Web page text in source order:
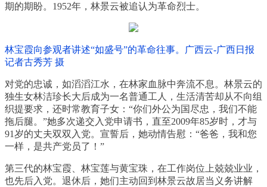
期的期盼。1952年，林景云被追认为革命烈士。
林宝霞向参观者讲述“如盛号”的革命往事。广西云-广西日报
记者古秀芳 摄
对党的忠诚，如滔滔江水，在林家血脉中奔流不息。林景云的
独生女林洁珍长大后成为一名普通工人，生活清苦却从不向组
织提要求，还时常教育子女：“你们外公为国尽忠，我们不能
拖后腿。”她多次递交入党申请书，直至2009年85岁时，才与
91岁的丈夫双双入党。宣誓后，她动情告慰：“爸爸，我和您
一样，是共产党员了！”
第三代的林宝霞、林宝莲与黄宝珠，在工作岗位上兢兢业业，
也先后入党。退休后，她们主动回到林景云故居当义务讲解